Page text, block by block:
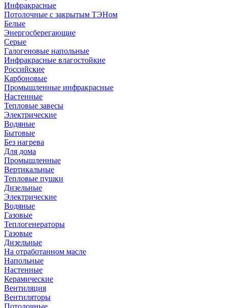
Инфракрасные
Потолочные с закрытым ТЭНом
Белые
Энергосберегающие
Серые
Галогеновые напольные
Инфракрасные влагостойкие
Российские
Карбоновые
Промышленные инфракрасные
Настенные
Тепловые завесы
Электрические
Водяные
Бытовые
Без нагрева
Для дома
Промышленные
Вертикальные
Тепловые пушки
Дизельные
Электрические
Водяные
Газовые
Теплогенераторы
Газовые
Дизельные
На отработанном масле
Напольные
Настенные
Керамические
Вентиляция
Вентиляторы
Потолочные